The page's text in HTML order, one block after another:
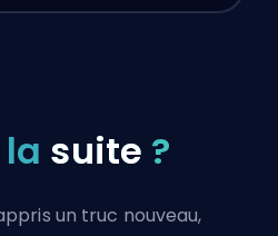
suite ?
un truc nouveau,